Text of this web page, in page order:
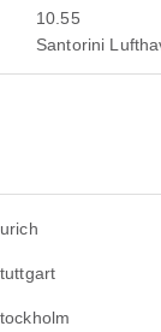
10.55
Santorini